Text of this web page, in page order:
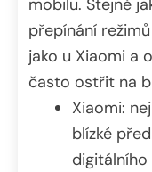
přepínání
jako u Xiaomi a
často ostřit na
Xiaomi:
blízké
digitálního